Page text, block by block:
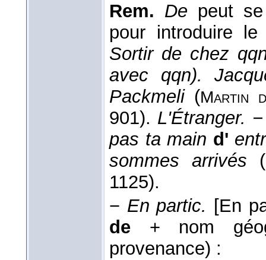
Rem. De peut
pour introduire
Sortir de chez
avec qqn).
Packmeli(Martin
901). L'Étranger.
pas ta main d'
sommes arrivés (
1125).
− En partic. [En
de + nom
provenance) :